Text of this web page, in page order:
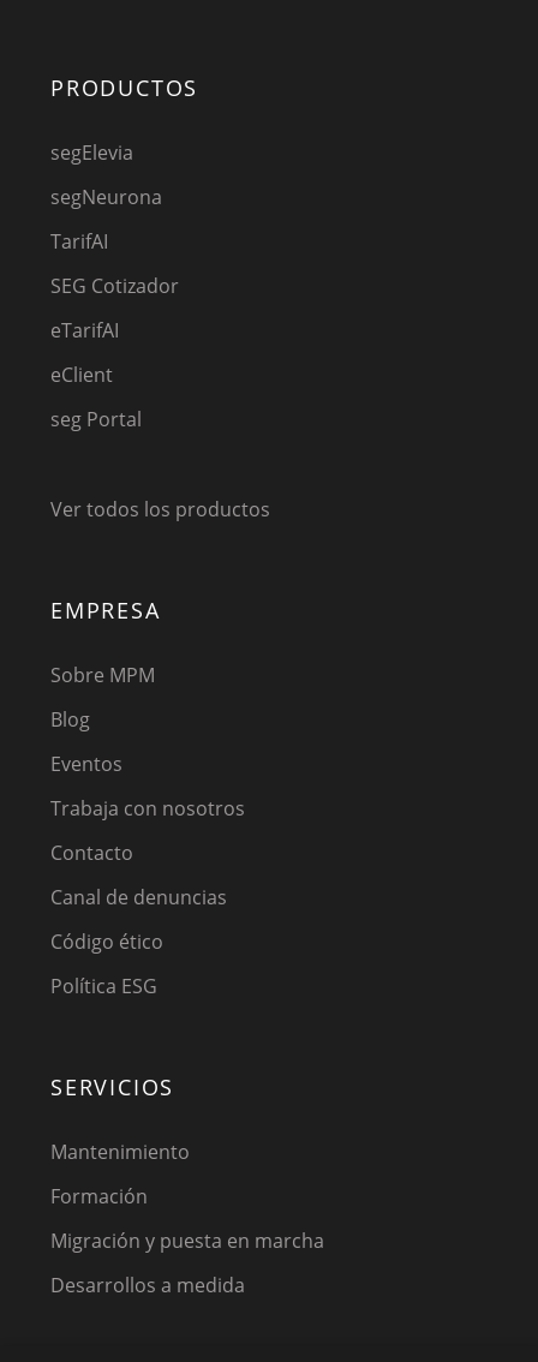
PRODUCTOS
segElevia
segNeurona
TarifAI
SEG Cotizador
eTarifAI
eClient
seg Portal
Ver todos los productos
EMPRESA
Sobre MPM
Blog
Eventos
Trabaja con nosotros
Contacto
Canal de denuncias
Código ético
Política ESG
SERVICIOS
Mantenimiento
Formación
Migración y puesta en marcha
Desarrollos a medida